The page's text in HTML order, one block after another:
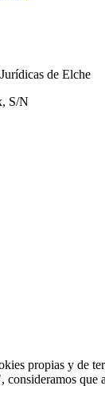
de Elche
S/N
propias y de